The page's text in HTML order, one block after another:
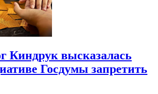
Киндрук высказалась
Госдумы запретить